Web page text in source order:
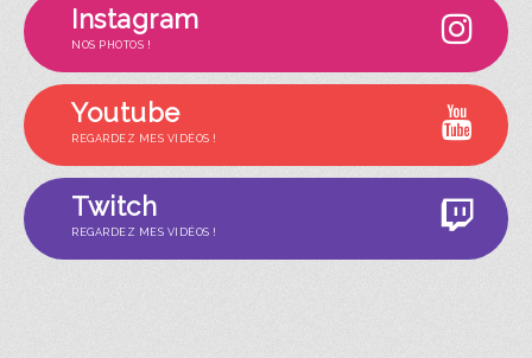
Instagram
NOS PHOTOS !
Youtube
REGARDEZ MES VIDÉOS !
Twitch
REGARDEZ MES VIDÉOS !